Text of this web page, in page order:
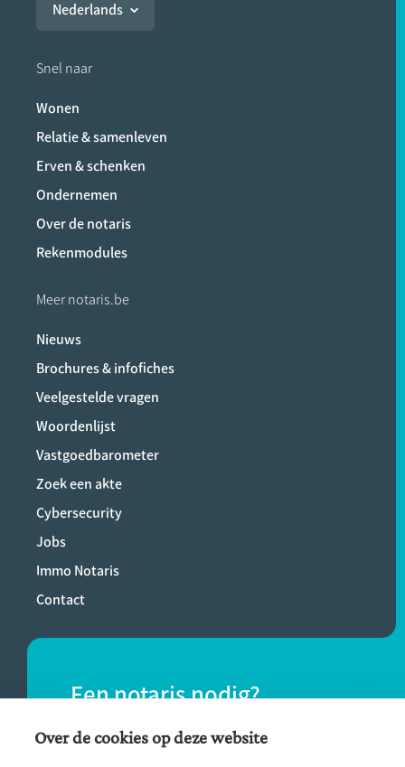
Nederlands
Snel naar
Wonen
Relatie & samenleven
Erven & schenken
Ondernemen
Over de notaris
Rekenmodules
Meer notaris.be
Nieuws
Brochures & infofiches
Veelgestelde vragen
Woordenlijst
Vastgoedbarometer
Zoek een akte
Cybersecurity
Jobs
Immo Notaris
Contact
Een notaris nodig?
Vind eenvoudig een notaris bij jou in de
Over de cookies op deze website